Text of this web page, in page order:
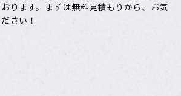
ります。まずは無料見積もりから、お気
さい！